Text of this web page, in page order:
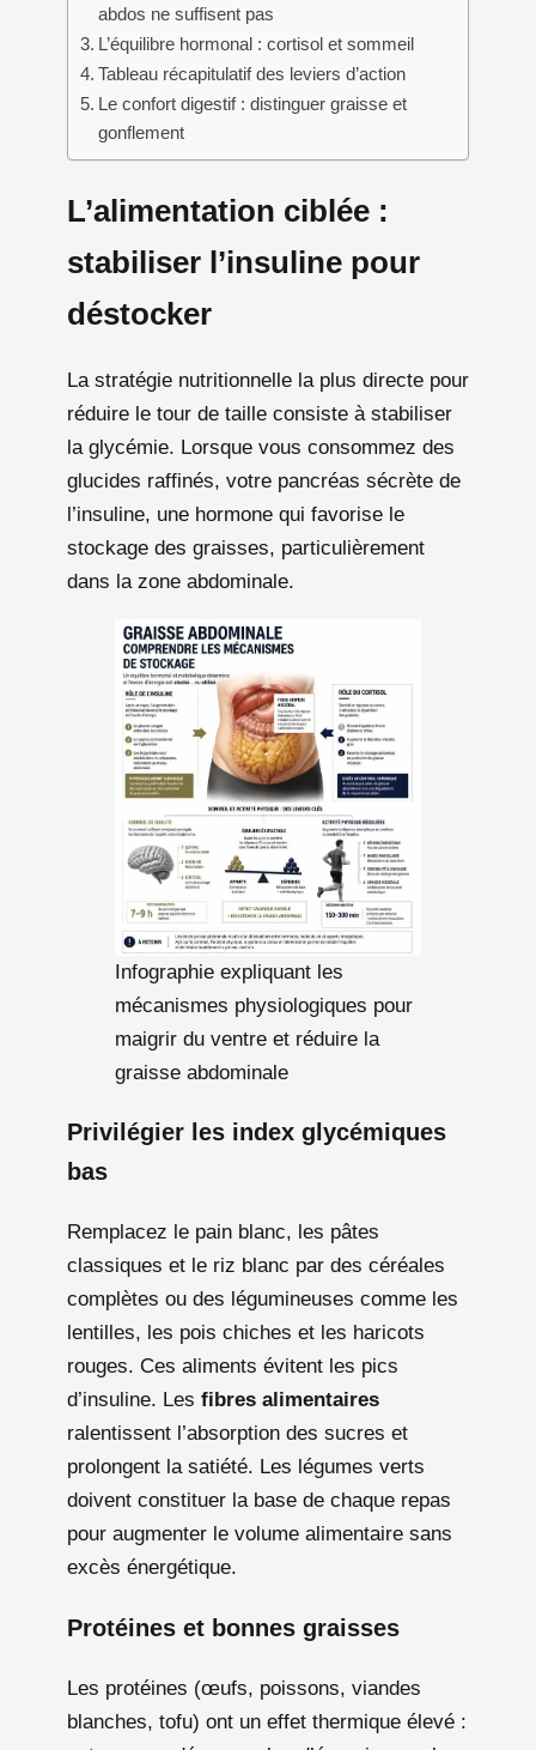
abdos ne suffisent pas
L’équilibre hormonal : cortisol et sommeil
Tableau récapitulatif des leviers d’action
Le confort digestif : distinguer graisse et
gonflement
L’alimentation ciblée :
stabiliser l’insuline pour
déstocker
La stratégie nutritionnelle la plus directe pour
réduire le tour de taille consiste à stabiliser
la glycémie. Lorsque vous consommez des
glucides raffinés, votre pancréas sécrète de
l’insuline, une hormone qui favorise le
stockage des graisses, particulièrement
dans la zone abdominale.
Infographie expliquant les
mécanismes physiologiques pour
maigrir du ventre et réduire la
graisse abdominale
Privilégier les index glycémiques
bas
Remplacez le pain blanc, les pâtes
classiques et le riz blanc par des céréales
complètes ou des légumineuses comme les
lentilles, les pois chiches et les haricots
rouges. Ces aliments évitent les pics
d’insuline. Les fibres alimentaires
ralentissent l’absorption des sucres et
prolongent la satiété. Les légumes verts
doivent constituer la base de chaque repas
pour augmenter le volume alimentaire sans
excès énergétique.
Protéines et bonnes graisses
Les protéines (œufs, poissons, viandes
blanches, tofu) ont un effet thermique élevé :